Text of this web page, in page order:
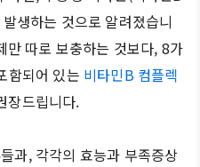
생하는 것으로 알려졌습니
따로 보충하는 것보다, 8가
함되어 있는 비타민B 컴플렉
장드립니다.
과, 각각의 효능과 부족증상